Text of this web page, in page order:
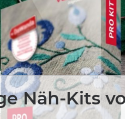
Näh-Kits